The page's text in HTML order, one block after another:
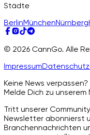
Städte
BerlinMünchenNürnberg
© 2026 CannGo. Alle
Impressum
Keine News verpassen?
Melde Dich zu
Tritt unserer
Newsletter abonnierst
Branchennachrichten